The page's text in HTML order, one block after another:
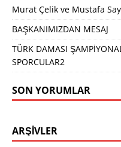
Murat Çelik ve Mustafa
BAŞKANIMIZDAN MESAJ
TÜRK DAMASI
SPORCULAR2
SON YORUMLAR
ARŞIVLER